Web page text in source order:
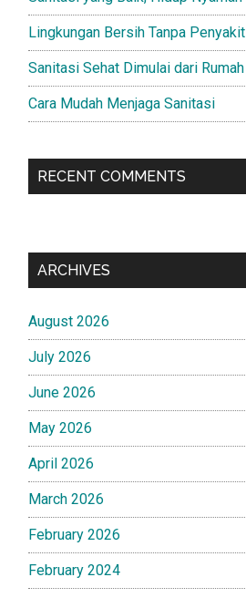
Lingkungan Bersih Tanpa Penyakit
Sanitasi Sehat Dimulai dari Rumah
Cara Mudah Menjaga Sanitasi
RECENT COMMENTS
ARCHIVES
August 2026
July 2026
June 2026
May 2026
April 2026
March 2026
February 2026
February 2024